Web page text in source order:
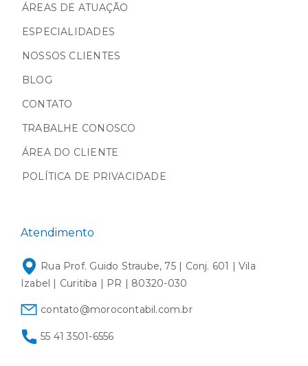
ÁREAS DE ATUAÇÃO
ESPECIALIDADES
NOSSOS CLIENTES
BLOG
CONTATO
TRABALHE CONOSCO
ÁREA DO CLIENTE
POLÍTICA DE PRIVACIDADE
Atendimento
Rua Prof. Guido Straube, 75 | Conj. 601 | Vila
Izabel | Curitiba | PR | 80320-030
contato@morocontabil.com.br
55 41 3501-6556